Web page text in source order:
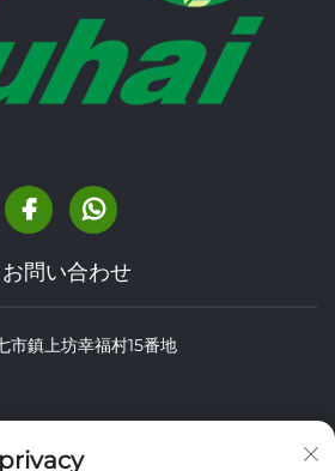
お問い合わせ
市鎮上坊幸福村15番地